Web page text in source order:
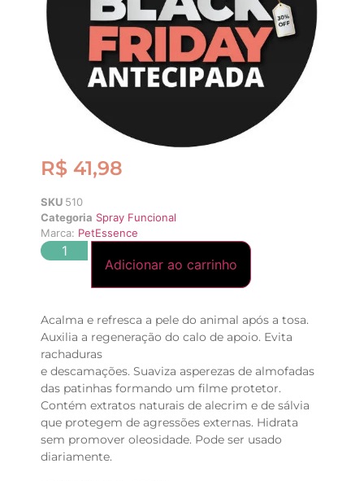
R$ 41,98
SKU 510
Categoria Spray Funcional
Marca: PetEssence
Adicionar ao carrinho
Acalma e refresca a pele do animal após a tosa.
Auxilia a regeneração do calo de apoio. Evita
rachaduras
e descamações. Suaviza asperezas de almofadas
das patinhas formando um filme protetor.
Contém extratos naturais de alecrim e de sálvia
que protegem de agressões externas. Hidrata
sem promover oleosidade. Pode ser usado
diariamente.